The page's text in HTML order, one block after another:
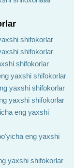
shifokorlar
shifokorlar
shifokorlar
yaxshi shifokorlar
yaxshi shifokorlar
yaxshi shifokorlar
eng yaxshi
eng yaxshi
yaxshi shifokorlar